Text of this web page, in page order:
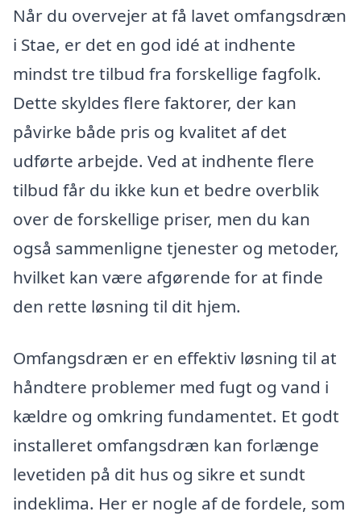
Når du overvejer at få lavet omfangsdræn
i Stae, er det en god idé at indhente
mindst tre tilbud fra forskellige fagfolk.
Dette skyldes flere faktorer, der kan
påvirke både pris og kvalitet af det
udførte arbejde. Ved at indhente flere
tilbud får du ikke kun et bedre overblik
over de forskellige priser, men du kan
også sammenligne tjenester og metoder,
hvilket kan være afgørende for at finde
den rette løsning til dit hjem.
Omfangsdræn er en effektiv løsning til at
håndtere problemer med fugt og vand i
kældre og omkring fundamentet. Et godt
installeret omfangsdræn kan forlænge
levetiden på dit hus og sikre et sundt
indeklima. Her er nogle af de fordele, som